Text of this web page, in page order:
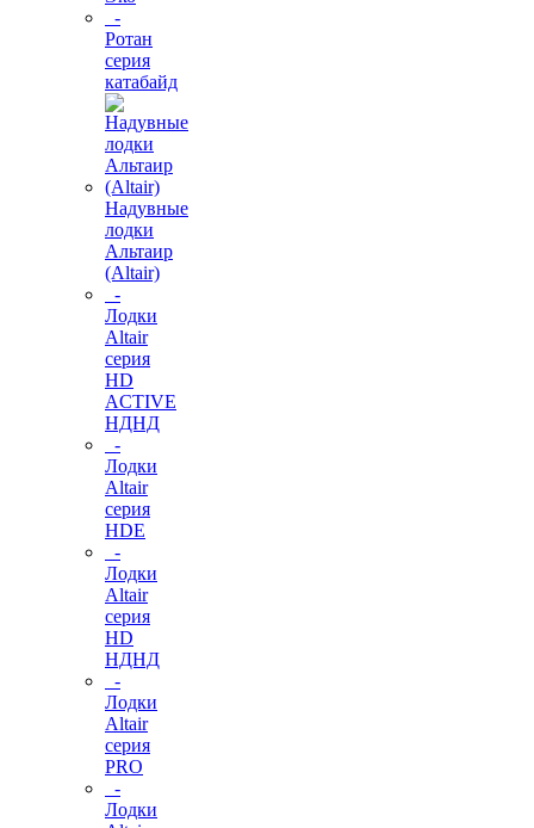
-
Ротан
серия
катабайд
Надувные
лодки
Альтаир
(Altair)
-
Лодки
Altair
серия
HD
ACTIVE
НДНД
-
Лодки
Altair
серия
HDE
-
Лодки
Altair
серия
HD
НДНД
-
Лодки
Altair
серия
PRO
-
Лодки